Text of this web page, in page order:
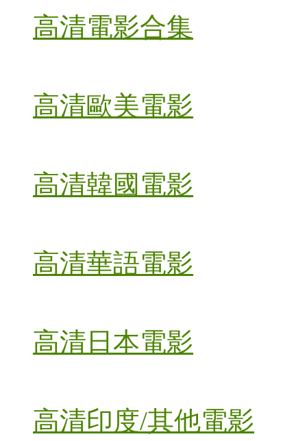
高清電影合集
高清歐美電影
高清韓國電影
高清華語電影
高清日本電影
高清印度/其他電影